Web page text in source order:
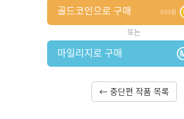
500
골드코인으로 구매
또는
마일리지로 구매
← 중단편 작품 목록